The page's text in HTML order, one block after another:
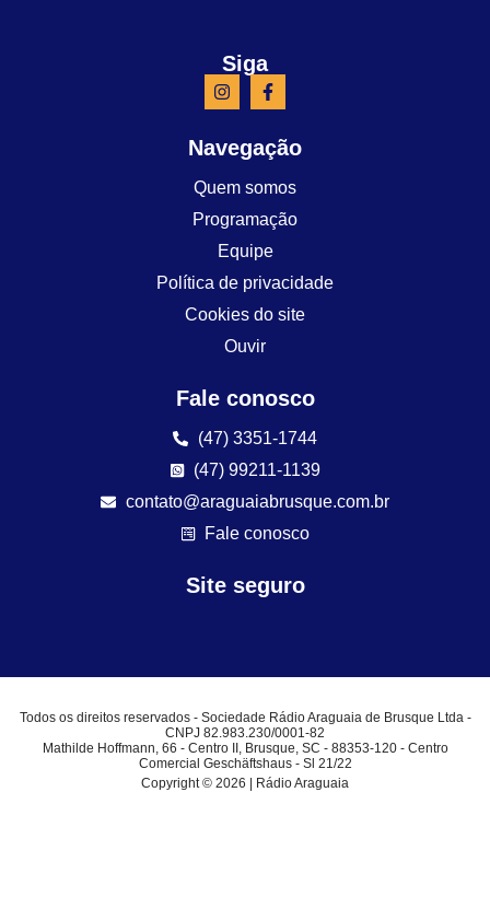
Siga
Navegação
Quem somos
Programação
Equipe
Política de privacidade
Cookies do site
Ouvir
Fale conosco
(47) 3351-1744
(47) 99211-1139
contato@araguaiabrusque.com.br
Fale conosco
Site seguro
Todos os direitos reservados - Sociedade Rádio Araguaia de Brusque Ltda -
CNPJ 82.983.230/0001-82
Mathilde Hoffmann, 66 - Centro II, Brusque, SC - 88353-120 - Centro
Comercial Geschäftshaus - Sl 21/22
Copyright © 2026 | Rádio Araguaia